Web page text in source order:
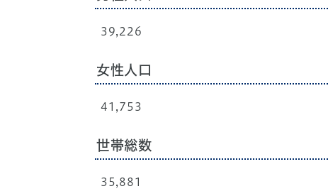
39,226
女性人口
41,753
世帯総数
35,881